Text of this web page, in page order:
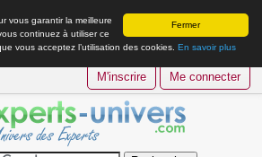
Fermer
vous garantir la meilleure
continuez à utiliser ce
vous acceptez l’utilisation des cookies. En savoir plus
M'inscrire Me connecter